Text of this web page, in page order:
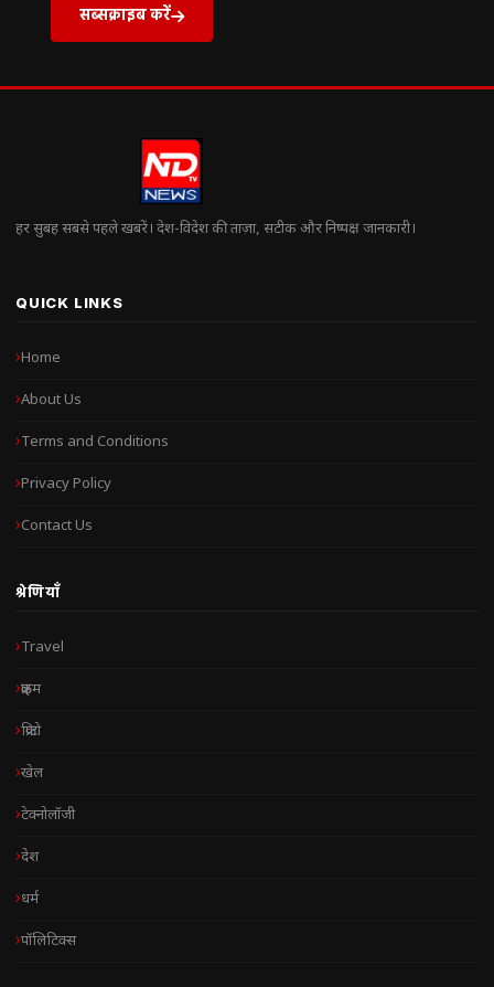
सब्सक्राइब करें
हर सुबह सबसे पहले खबरें। देश-विदेश की ताज़ा, सटीक और निष्पक्ष जानकारी।
QUICK LINKS
Home
About Us
Terms and Conditions
Privacy Policy
Contact Us
श्रेणियाँ
Travel
क्राइम
क्रिप्टो
खेल
टेक्नोलॉजी
देश
धर्म
पॉलिटिक्स